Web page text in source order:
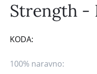
Strength -
KODA:
100% naravno: